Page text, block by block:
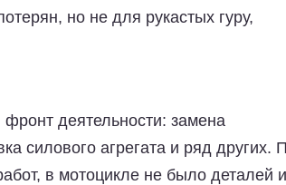
но не для рукастых гуру,
деятельности: замена
силового агрегата и ряд других.
в мотоцикле не было деталей и